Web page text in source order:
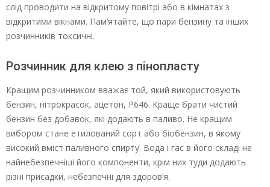
слід проводити на відкритому повітрі або в кімнатах з
відкритими вікнами. Пам’ятайте, що пари бензину та інших
розчинників токсичні.
Розчинник для клею з пінопласту
Кращим розчинником вважає той, який використовують
бензин, нітрокрасок, ацетон, Р646. Краще брати чистий
бензин без добавок, які додають в паливо. Не кращим
вибором стане етилований сорт або біобензин, в якому
високий вміст паливного спирту. Вода і гас в його складі не
найнебезпечніші його компоненти, крім них туди додають
різні присадки, небезпечні для здоров’я.